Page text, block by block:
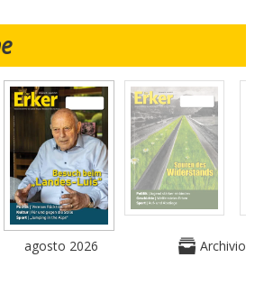
agosto 2026 Archivio